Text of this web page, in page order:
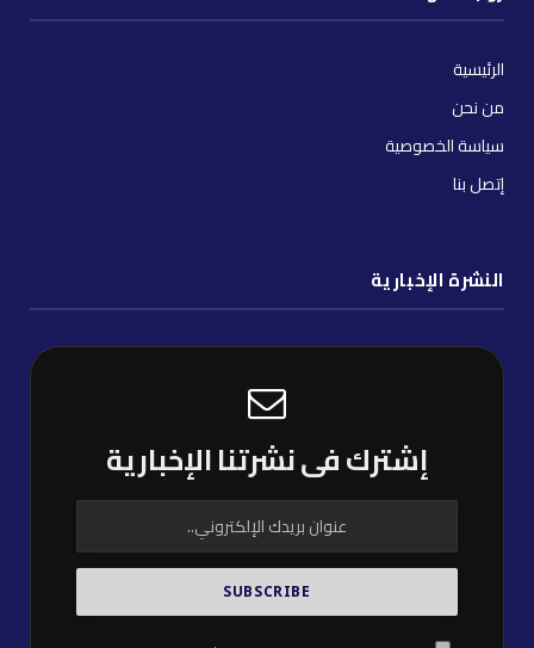
الرئيسية
من نحن
سياسة الخصوصية
إتصل بنا
النشرة الإخبارية
إشترك فى نشرتنا الإخبارية